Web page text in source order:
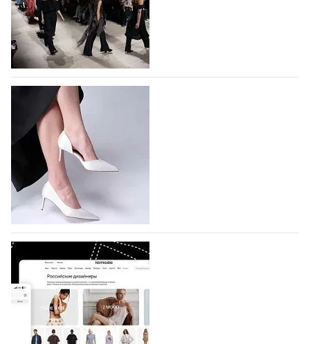
На участие в Московской неделе моды
подано 1047 заявок
На участие в седьмой Московской неделе моды,
которая пройдет в российской столице с 26 сентября
по 1 октября, уже подано 1047 заявок. Примерно
половину из них (494) прислали дизайнеры,
коллекции которых не были представлены в…
07.08.2026 474
BALLINA представит свои новинки на Euro
Shoes
Компания BALLINA Guangzhou Lihuang Footwear
Co., Ltd., основанная в 2011 году и расположенная в
Гуанчжоу, столице моды Китая, является